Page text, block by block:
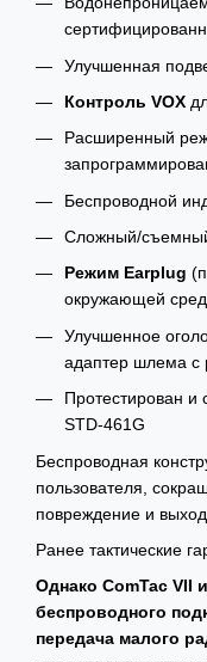
Улучшенная
Контроль VOX
Расширенный
Беспроводной
Сложный/
Режим Earplug
окружающей
Улучшенное
адаптер шлема с
Протестирован
STD-461G
Беспроводная
пользователя,
повреждение и
Ранее тактические
Однако ComTac VII
беспроводного
передача малого